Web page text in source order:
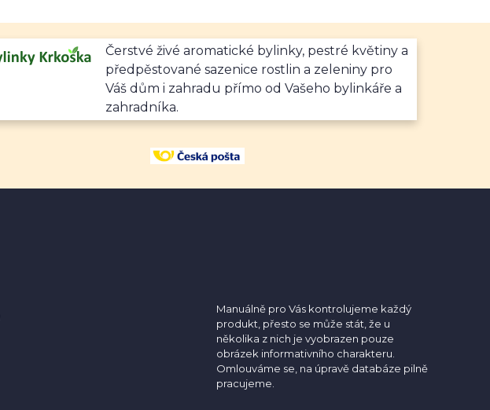
Čerstvé živé aromatické bylinky, pestré květiny a
předpěstované sazenice rostlin a zeleniny pro
Váš dům i zahradu přímo od Vašeho bylinkáře a
zahradníka.
Manuálně pro Vás kontrolujeme každý
produkt, přesto se může stát, že u
několika z nich je vyobrazen pouze
obrázek informativního charakteru.
Omlouváme se, na úpravě databáze pilně
pracujeme.